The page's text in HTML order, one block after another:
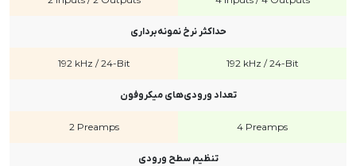
حداکثر نرخ نمونه‌برداری
192 kHz / 24-Bit
192 kHz / 24-Bit
تعداد ورودی‌های میکروفون
4 Preamps
2 Preamps
تنظیم سطح ورودی